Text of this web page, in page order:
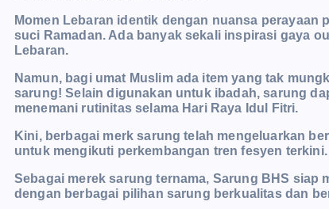
Momen Lebaran identik dengan nuansa
suci Ramadan. Ada banyak sekali inspirasi gaya
Lebaran.
Namun, bagi umat Muslim ada item yang tak
sarung! Selain digunakan untuk ibadah, sarung
menemani rutinitas selama Hari Raya Idul Fitri.
Kini, berbagai merk sarung telah mengeluarkan
untuk mengikuti perkembangan tren fesyen terkini.
Sebagai merek sarung ternama, Sarung BHS
dengan berbagai pilihan sarung berkualitas dan